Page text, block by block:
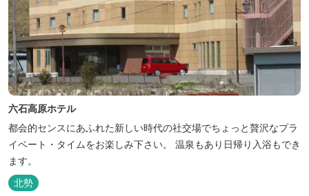
六石高原ホテル
都会的センスにあふれた新しい時代の社交場でちょっと贅沢なプラ
イベート・タイムをお楽しみ下さい。 温泉もあり日帰り入浴もでき
ます。
北勢